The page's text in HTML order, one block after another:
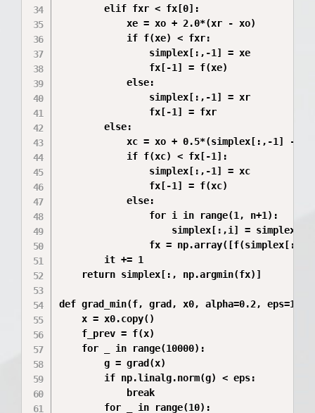
        elif fxr < fx[0]:
            xe = xo + 2.0*(xr - xo)
            if f(xe) < fxr:
                simplex[:,-1] = xe
                fx[-1] = f(xe)
            else:
                simplex[:,-1] = xr
                fx[-1] = fxr
        else:
xc = xo + 0.5*(simplex[:,-1] -
            if f(xc) < fx[-1]:
                simplex[:,-1] = xc
                fx[-1] = f(xc)
            else:
                for i in range(1, n+1):
simplex[:,i] =
fx =
        it += 1
    return simplex[:, np.argmin(fx)]
def grad_min(f, grad, x0, alpha=0.2, eps=1e-
    x = x0.copy()
    f_prev = f(x)
    for _ in range(10000):
        g = grad(x)
        if np.linalg.norm(g) < eps:
            break
        for _ in range(10):